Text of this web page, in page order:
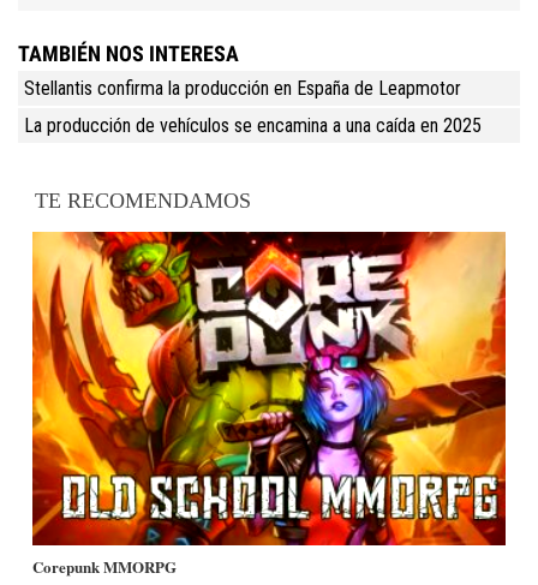
TAMBIÉN NOS INTERESA
Stellantis confirma la producción en España de Leapmotor
La producción de vehículos se encamina a una caída en 2025
TE RECOMENDAMOS
Corepunk MMORPG